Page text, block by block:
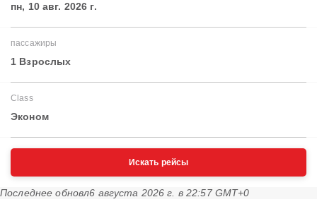
пн, 10 авг. 2026 г.
пассажиры
1 Взрослых
Class
Эконом
Искать рейсы
Последнее обновл6 августа 2026 г. в 22:57 GMT+0